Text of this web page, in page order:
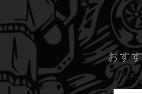
おす